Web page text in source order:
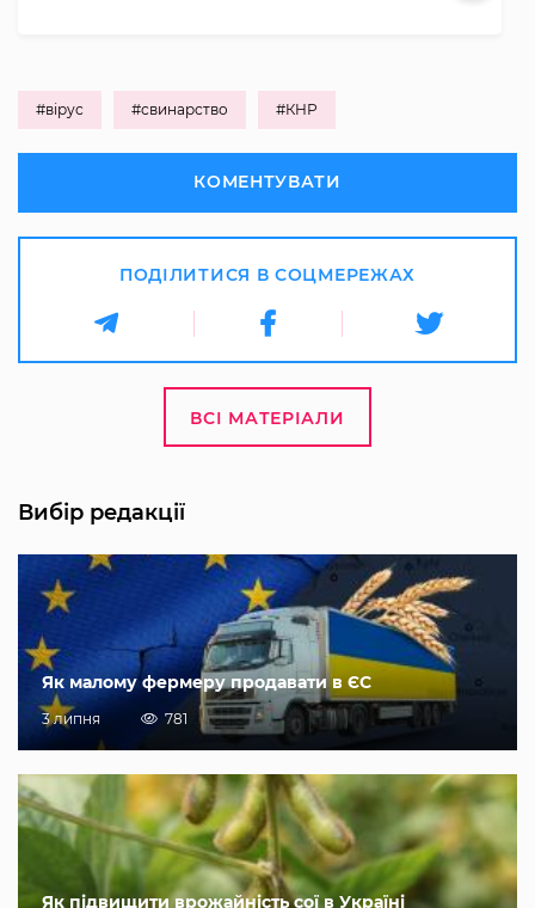
#вірус #свинарство #КНР
КОМЕНТУВАТИ
ПОДІЛИТИСЯ В СОЦМЕРЕЖАХ
ВСІ МАТЕРІАЛИ
Вибір редакції
Як малому фермеру продавати в ЄС
3 липня 781
Як підвищити врожайність сої в Україні